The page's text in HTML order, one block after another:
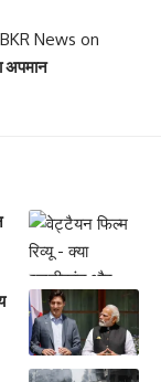
BKR News on
अपमान